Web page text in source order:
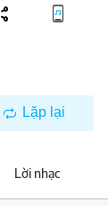
Lặp lại
Lời nhạc